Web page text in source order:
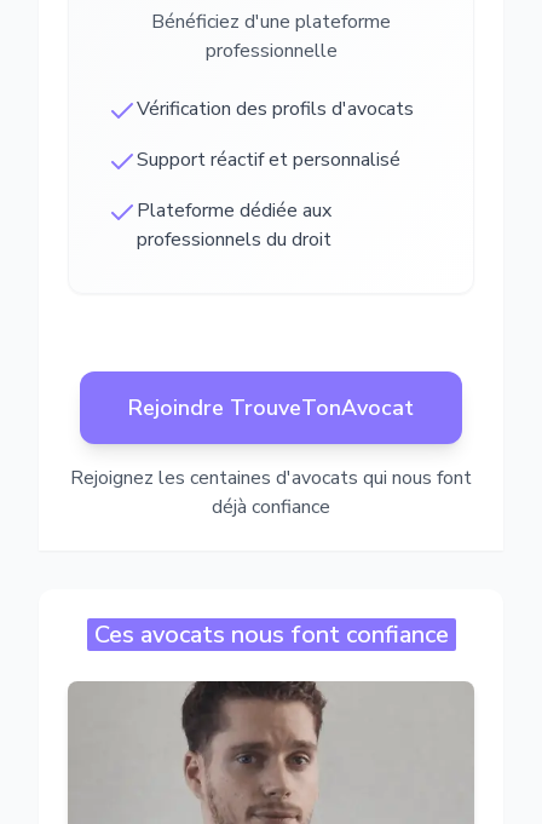
Bénéficiez d'une plateforme
professionnelle
Vérification des profils d'avocats
Support réactif et personnalisé
Plateforme dédiée aux
professionnels du droit
Rejoindre TrouveTonAvocat
Rejoignez les centaines d'avocats qui nous font
déjà confiance
Ces avocats nous font confiance